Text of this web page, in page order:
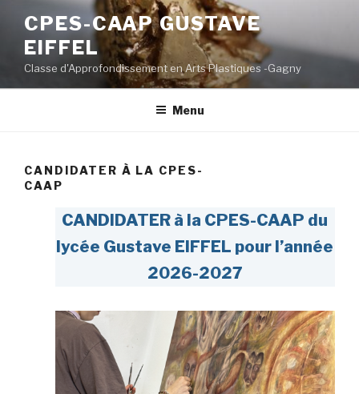
contenu
principal
CPES-CAAP GUSTAVE
EIFFEL
Classe d'Approfondissement en Arts Plastiques -Gagny
Menu
CANDIDATER À LA CPES-
CAAP
CANDIDATER à la CPES-CAAP du
lycée Gustave EIFFEL pour l’année
2026-2027